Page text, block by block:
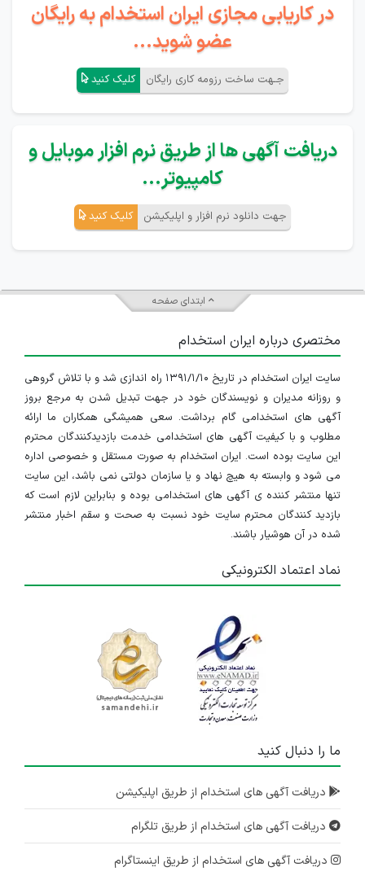
در کاریابی مجازی ایران استخدام به رایگان
عضو شوید...
جـهت ساخت رزومه کاری رایگان کلیک کنید
دریافت آگهی ها از طریق نرم افزار موبایل و
کامپیوتر...
جهت دانلود نرم افزار و اپلیکیشن کلیک کنید
ابتدای صفحه
مختصری درباره ایران استخدام
سایت ایران استخدام در تاریخ ۱۳۹۱/۱/۱۰ راه اندازی شد و با تلاش گروهی
و روزانه مدیران و نویسندگان خود در جهت تبدیل شدن به مرجع بروز
آگهی های استخدامی گام برداشت. سعی همیشگی همکاران ما ارائه
مطلوب و با کیفیت آگهی های استخدامی خدمت بازدیدکنندگان محترم
این سایت بوده است. ایران استخدام به صورت مستقل و خصوصی اداره
می شود و وابسته به هیچ نهاد و یا سازمان دولتی نمی باشد، این سایت
تنها منتشر کننده ی آگهی های استخدامی بوده و بنابراین لازم است که
بازدید کنندگان محترم سایت خود نسبت به صحت و سقم اخبار منتشر
شده در آن هوشیار باشند.
نماد اعتماد الکترونیکی
ما را دنبال کنید
دریافت آگهی های استخدام از طریق اپلیکیشن
دریافت آگهی های استخدام از طریق تلگرام
دریافت آگهی های استخدام از طریق اینستاگرام